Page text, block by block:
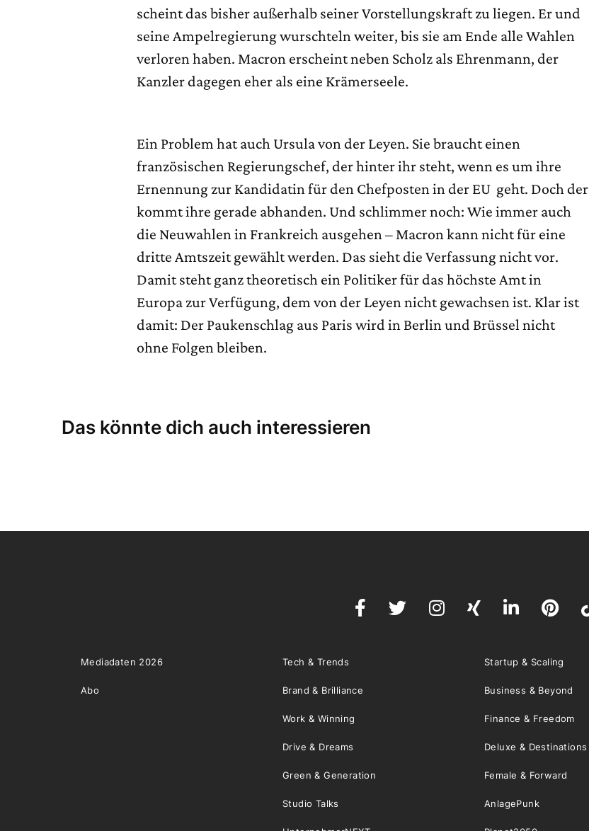
scheint das bisher außerhalb seiner Vorstellungskraft zu liegen. Er und
seine Ampelregierung wurschteln weiter, bis sie am Ende alle Wahlen
verloren haben. Macron erscheint neben Scholz als Ehrenmann, der
Kanzler dagegen eher als eine Krämerseele.
Ein Problem hat auch Ursula von der Leyen. Sie braucht einen
französischen Regierungschef, der hinter ihr steht, wenn es um ihre
Ernennung zur Kandidatin für den Chefposten in der EU geht. Doch der
kommt ihre gerade abhanden. Und schlimmer noch: Wie immer auch
die Neuwahlen in Frankreich ausgehen – Macron kann nicht für eine
dritte Amtszeit gewählt werden. Das sieht die Verfassung nicht vor.
Damit steht ganz theoretisch ein Politiker für das höchste Amt in
Europa zur Verfügung, dem von der Leyen nicht gewachsen ist. Klar ist
damit: Der Paukenschlag aus Paris wird in Berlin und Brüssel nicht
ohne Folgen bleiben.
Das könnte dich auch interessieren
Mediadaten 2026
Abo
Tech & Trends Startup & Scaling
Brand & Brilliance Business & Beyond
Work & Winning Finance & Freedom
Drive & Dreams Deluxe & Destinations
Green & Generation Female & Forward
Studio Talks AnlagePunk